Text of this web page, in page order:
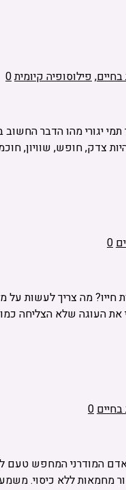
,פילוסופיה קיומית0
מהו הדבר החשוב
צדק, חופש, שוויון,
0
מה צריך לעשות על
את העוגה שלא הצליחה
0
המודרני המחפש טעם
מחמאות ללא כיסוי.